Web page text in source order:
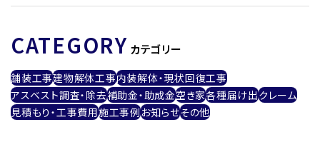
CATEGORY カテゴリー
舗装工事建物解体工事内装解体・現状回復工事
アスベスト調査・除去補助金・助成金空き家各種届け出クレーム
見積もり・工事費用施工事例お知らせその他